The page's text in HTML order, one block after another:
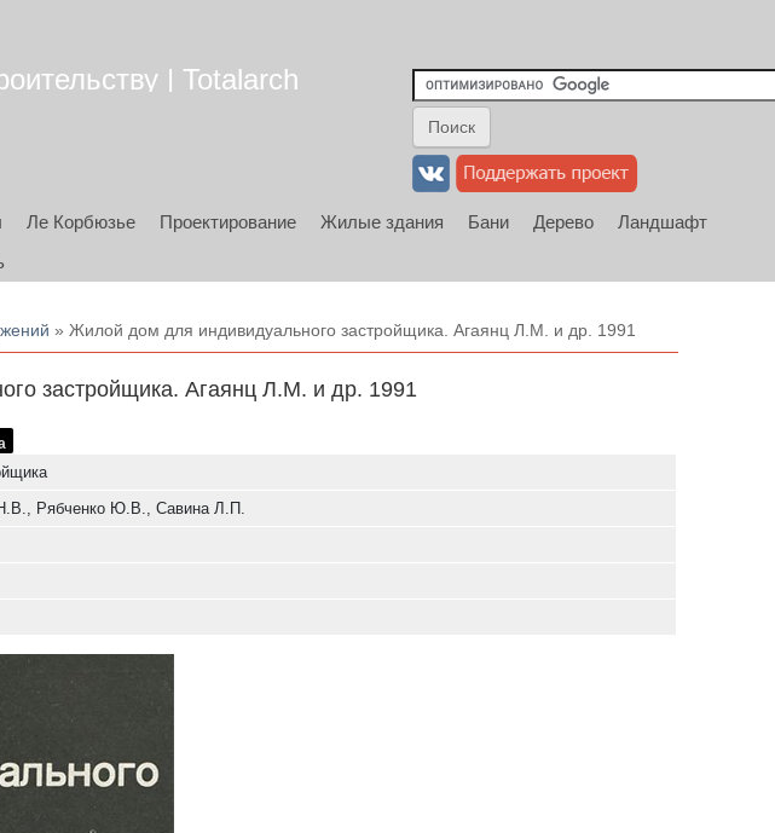
| Totalarch
Ле Корбюзье Проектирование Жилые здания Бани Дерево
Ландшафт
» Жилой дом для индивидуального застройщика. Агаянц Л.М. и др. 1991
застройщика. Агаянц Л.М. и др. 1991
Рябченко Ю.В., Савина Л.П.